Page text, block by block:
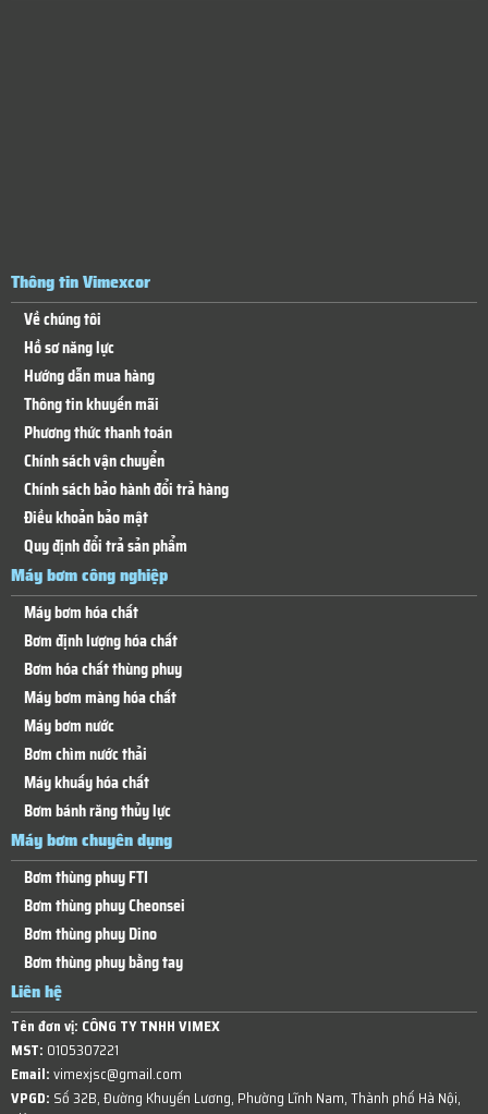
Thông tin Vimexcor
Về chúng tôi
Hồ sơ năng lực
Hướng dẫn mua hàng
Thông tin khuyến mãi
Phương thức thanh toán
Chính sách vận chuyển
Chính sách bảo hành đổi trả hàng
Điều khoản bảo mật
Quy định đổi trả sản phẩm
Máy bơm công nghiệp
Máy bơm hóa chất
Bơm định lượng hóa chất
Bơm hóa chất thùng phuy
Máy bơm màng hóa chất
Máy bơm nước
Bơm chìm nước thải
Máy khuấy hóa chất
Bơm bánh răng thủy lực
Máy bơm chuyên dụng
Bơm thùng phuy FTI
Bơm thùng phuy Cheonsei
Bơm thùng phuy Dino
Bơm thùng phuy bằng tay
Liên hệ
Tên đơn vị: CÔNG TY TNHH VIMEX
MST: 0105307221
Email:vimexjsc@gmail.com
VPGD: Số 32B, Đường Khuyến Lương, Phường Lĩnh Nam, Thành phố Hà Nội,